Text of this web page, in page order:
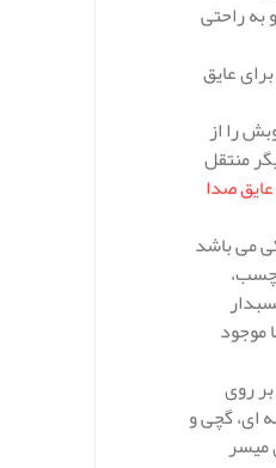
راحتی
عایق
را از
منتقل
صدا
می باشد
روی
ای، گچی و
میسر